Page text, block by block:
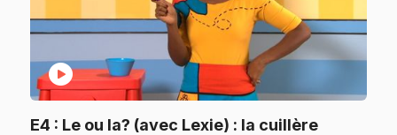
play_circle
E4 : Le ou la? (avec Lexie) : la cuillère.